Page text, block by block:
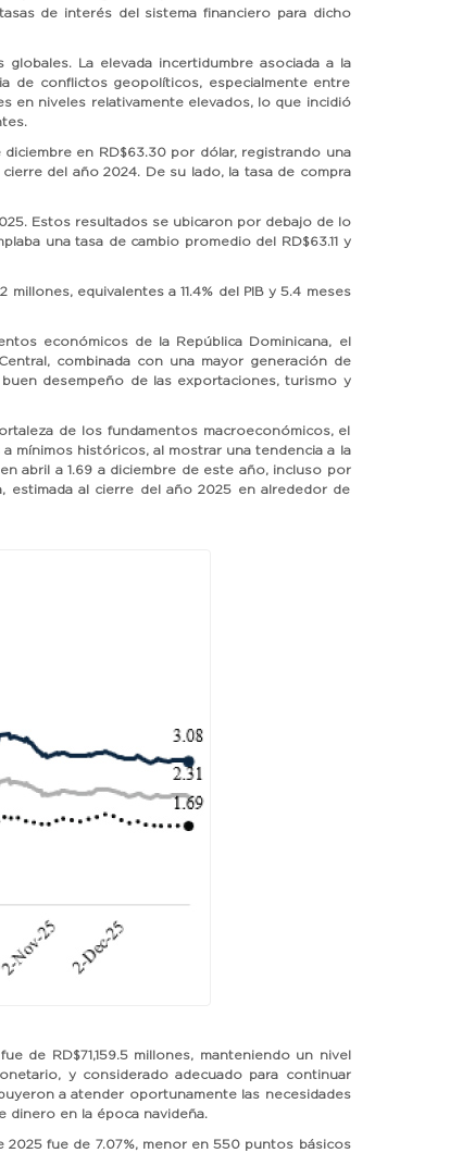
de interés del sistema financiero para dicho
La elevada incertidumbre asociada a la
de conflictos geopolíticos, especialmente entre
en niveles relativamente elevados, lo que incidió
en RD$63.30 por dólar, registrando una
del año 2024. De su lado, la tasa de compra
Estos resultados se ubicaron por debajo de lo
una tasa de cambio promedio del RD$63.11 y
equivalentes a 11.4% del PIB y 5.4 meses
económicos de la República Dominicana, el
combinada con una mayor generación de
desempeño de las exportaciones, turismo y
de los fundamentos macroeconómicos, el
mínimos históricos, al mostrar una tendencia a la
abril a 1.69 a diciembre de este año, incluso por
estimada al cierre del año 2025 en alrededor de
de RD$71,159.5 millones, manteniendo un nivel
y considerado adecuado para continuar
a atender oportunamente las necesidades
dinero en la época navideña.
fue de 7.07%, menor en 550 puntos básicos